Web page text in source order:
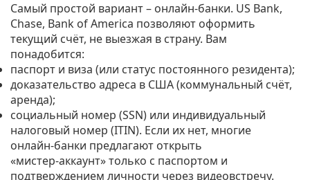
Самый простой вариант – онлайн‑банки. US Bank,
Chase, Bank of America позволяют оформить
текущий счёт, не выезжая в страну. Вам
понадобится:
паспорт и виза (или статус постоянного резидента);
доказательство адреса в США (коммунальный счёт,
аренда);
социальный номер (SSN) или индивидуальный
налоговый номер (ITIN). Если их нет, многие
онлайн‑банки предлагают открыть
«мистер‑аккаунт» только с паспортом и
подтверждением личности через видеовстречу.